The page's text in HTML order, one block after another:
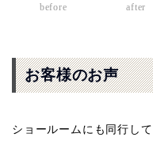
before after
お客様のお声
ショールームにも同行し